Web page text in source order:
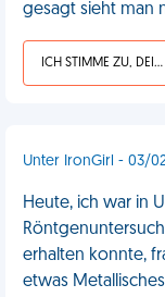
gesagt sieht man
ICH STIMME ZU, DEIN LEBEN IST SCHEISSE
Unter IronGirl - 03/
Heute, ich war in
erhalten konnte,
etwas